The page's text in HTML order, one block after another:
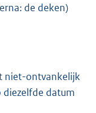
de deken)
niet-ontvankelijk
diezelfde datum